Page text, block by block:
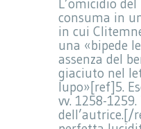
L’omicidio
consuma in
in cui
una «bipede
assenza del
giaciuto nel
lupo»[ref]5.
vv. 1258-
dell’autrice.[/